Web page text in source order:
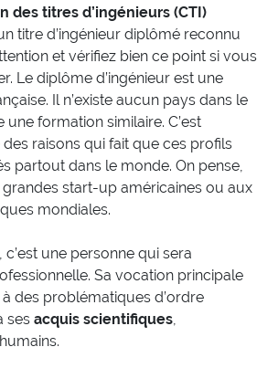
des titres d’ingénieurs (CTI)
titre d’ingénieur diplômé reconnu
et vérifiez bien ce point si vous
Le diplôme d’ingénieur est une
Il n’existe aucun pays dans le
formation similaire. C’est
des raisons qui fait que ces profils
partout dans le monde. On pense,
start-up américaines ou aux
mondiales.
une personne qui sera
Sa vocation principale
des problématiques d’ordre
ses acquis scientifiques,